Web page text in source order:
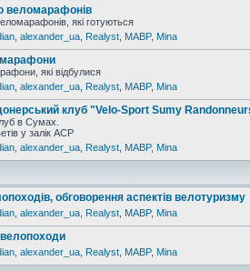
веломарафонів
які готуються
alexander_ua Realyst MABP, Mina
які відбулися
alexander_ua Realyst MABP, Mina
клуб "Velo-Sport Sumy
в Сумах.
у залік АСР
alexander_ua Realyst MABP, Mina
обговорення аспектів велотуризму
alexander_ua Realyst MABP, Mina
велопоходи
alexander_ua Realyst MABP, Mina